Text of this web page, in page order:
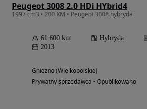
Peugeot 3008 2.0 HDi HYbrid4
1997 cm3 • 200 KM • Peugeot 3008 hybryda
61 600 km Hybryda
2013
Gniezno (Wielkopolskie)
Prywatny sprzedawca • Opublikowano